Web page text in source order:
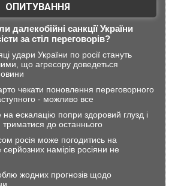
ОПИТУВАННЯ
далекобійні санкції України
за стіл переговорів?
удари України по росії стануть
що агресору доведеться
чекати поновлення переговорного
- можливо все
ескалацію попри здоровий глузд і
до останнього
росія може погодитись на
намірів росіяни не
жодних прогнозів щодо